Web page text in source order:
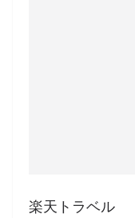
楽天トラベル